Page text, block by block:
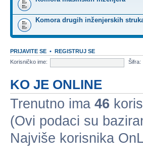
Komora drugih inženjerskih
PRIJAVITE SE • REGISTRUJ SE
Korisničko ime:
Šifra:
KO JE ONLINE
Trenutno ima 46
(Ovi podaci su
Najviše korisnika